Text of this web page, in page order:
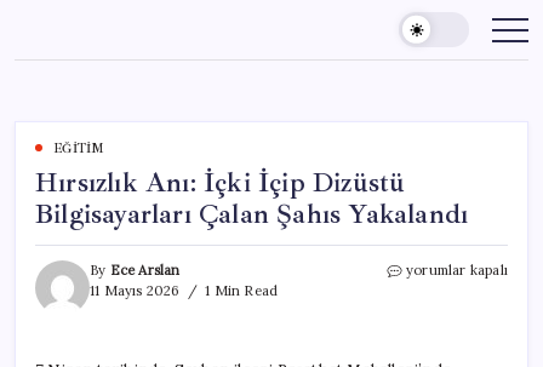
content
EĞITIM
Hırsızlık Anı: İçki İçip Dizüstü
Bilgisayarları Çalan Şahıs Yakalandı
By Ece Arslan
11 Mayıs 2026
1 Min Read
Hırsızlık
yorumlar kapalı